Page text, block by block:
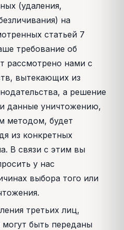
(удаления,
на
статьей 7
требование об
рассмотрено нами с
вытекающих из
а решение
данные уничтожению,
методом, будет
из конкретных
В связи с этим вы
у нас
выбора того или
третьих лиц,
быть переданы